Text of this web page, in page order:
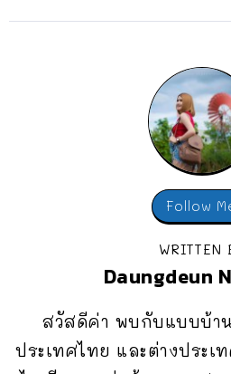
Follow
WRITTEN
Daungdeun
สวัสดีค่า พบกับแบบบ้า
ประเทศไทย และต่างประ